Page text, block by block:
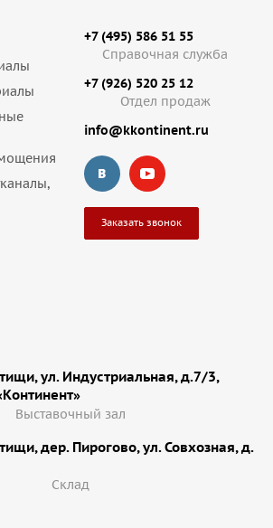
+7 (495) 586 51 55
Справочная служба
+7 (926) 520 25 12
Отдел продаж
info@kkontinent.ru
Заказать звонок
ул. Индустриальная, д.7/3,
Выставочный зал
дер. Пирогово, ул. Совхозная, д.
Cклад